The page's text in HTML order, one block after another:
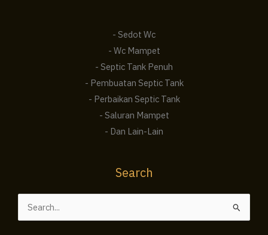
- Sedot Wc
- Wc Mampet
- Septic Tank Penuh
- Pembuatan Septic Tank
- Perbaikan Septic Tank
- Saluran Mampet
- Dan Lain-Lain
Search
Cari